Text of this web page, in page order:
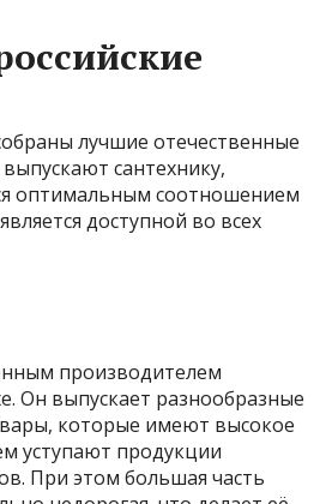
лучшие отечественные
сантехнику,
оптимальным соотношением
доступной во всех
производителем
Он выпускает разнообразные
которые имеют высокое
уступают продукции
При этом большая часть